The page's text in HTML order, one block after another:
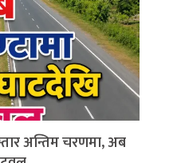
अन्तिम चरणमा, अब